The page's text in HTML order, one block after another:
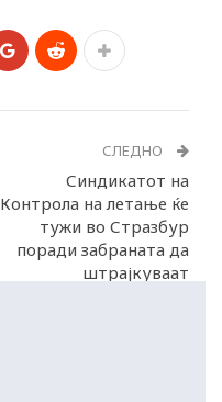
СЛЕДНО
Синдикатот на
Контрола на летање ќе
тужи во Стразбур
поради забраната да
штрајкуваат